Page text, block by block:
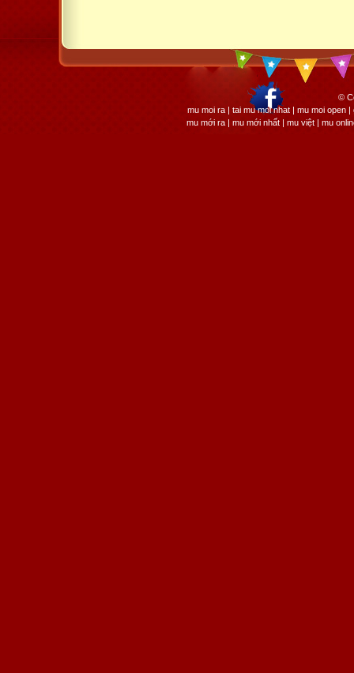
©
mu moi ra | tai mu moi nhat | mu moi open
mu mới ra | mu mới nhất | mu việt | mu